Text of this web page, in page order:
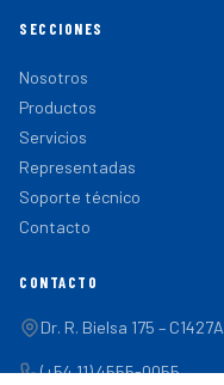
SECCIONES
Nosotros
Productos
Servicios
Representadas
Soporte técnico
Contacto
CONTACTO
Dr. R. Bielsa 175 –
(+54 11) 4555-0055